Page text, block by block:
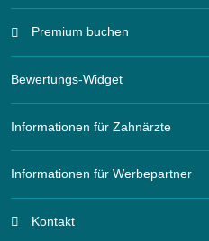
Premium buchen
Bewertungs-Widget
Informationen für Zahnärzte
Informationen für Werbepartner
Kontakt